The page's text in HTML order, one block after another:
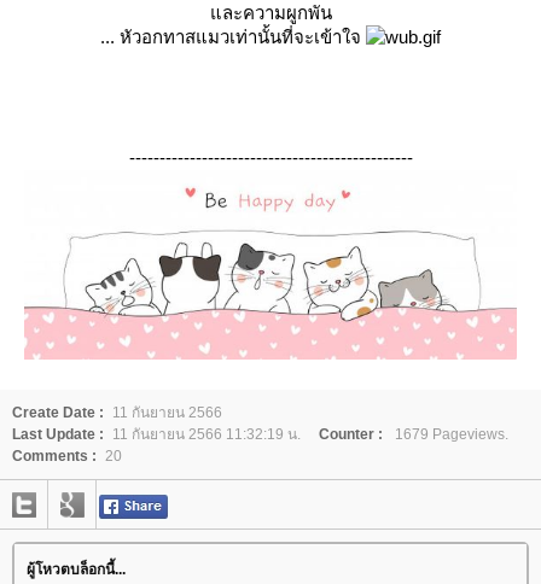
ละความผูกพัน
... หัวอกทาสแมวเท่านั้นที่จะเข้าใจ
-----------------------------------------------
Create Date :
11 กันยายน 2566
Last Update :
11 กันยายน 2566 11:32:19 น. Counter :
1679 Pageviews.
Comments : 20
ผู้โหวตบล็อกนี้...